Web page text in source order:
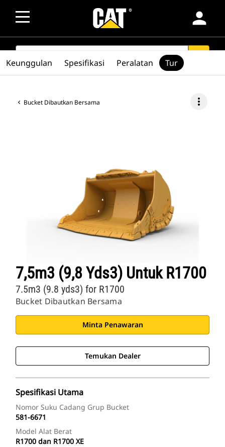
person
SEARCH
Bucket Dibautkan Bersama more_vert
7,5m3 (9,8 Yds3) Untuk R1700
Bucket Dibautkan Bersama
7.5m3 (9.8 yds3) for R1700
Minta Penawaran
Temukan Dealer
Spesifikasi Utama
Nomor Suku Cadang Grup Bucket
581-6671
Model Alat Berat
R1700 dan R1700 XE
Keunggulan Spesifikasi Peralatan Tur